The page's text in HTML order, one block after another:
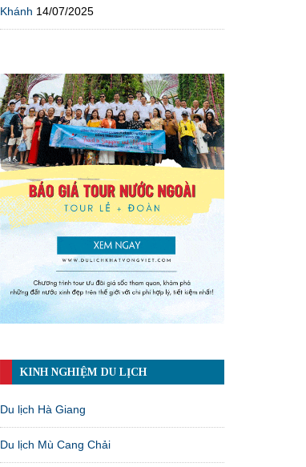
Khánh 14/07/2025
KINH NGHIỆM DU LỊCH
Du lịch Hà Giang
Du lịch Mù Cang Chải